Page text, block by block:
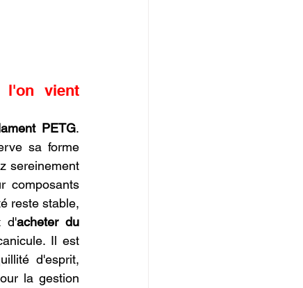
l'on vient
PETG.
sa forme
sereinement
composants
reste stable,
d'acheter du
Il est
d'esprit,
la gestion